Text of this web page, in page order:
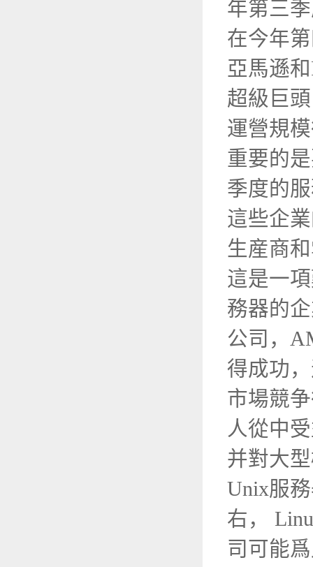
年第三
在今年
亞馬遜
超級巨
運營規
重要的
季度的
這些企
生産商
這是一
務器的
公司，
得成功
市場競
人從中
并對大
Unix服
右，
司可能